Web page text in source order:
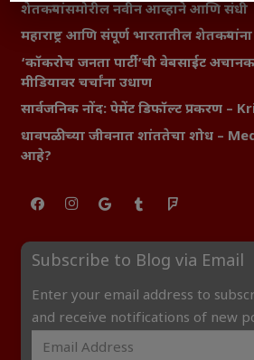
शेतकऱ्यांसमोरील नवीन आव्हाने आणि संधी
महाराष्ट्र आणि संपूर्ण भारतातील
‘कॉकरोच जनता पार्टी’ची वेबसाईट
मीडियावर चर्चांना उधाण
सार्वजनिक नोंद: पेमेंट डिफॉल्ट प्रकरण –
धावपळीच्या जीवनात शांततेचा शोध –
आहे?
Subscribe to Blog via Email
Enter your email address to
and receive notifications of new